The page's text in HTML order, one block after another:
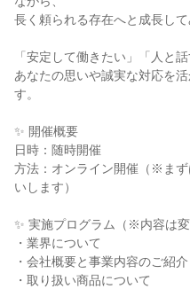
長く頼られる存在へと成長して
「安定して働きたい」「人と
あなたの思いや誠実な対応を
す。
✨ 開催概要
日時：随時開催
方法：オンライン開催（※ま
いします）
✨ 実施プログラム（※内容は変
・業界について
・会社概要と事業内容のご紹介
・取り扱い商品について